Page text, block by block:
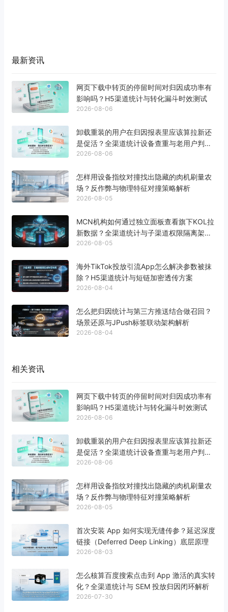
最新资讯
网页下载中转页的停留时间对归因成功率有
影响吗？H5渠道统计与转化漏斗时效测试
2026-08-06
卸载重装的用户在归因报表里应该算拉新还
是促活？全渠道统计设备查重与老用户判定
标准
2026-08-06
怎样用设备指纹对撞找出隐藏的肉机刷量农
场？反作弊与物理特征对撞策略解析
2026-08-05
MCN机构如何通过独立面板查看旗下KOL拉
新数据？全渠道统计与子渠道权限隔离架构
解析
2026-08-05
海外TikTok投放引流App怎么解决参数被抹
除？H5渠道统计与短链加密透传方案
2026-08-04
怎么把归因统计与第三方推送结合做召回？
场景还原与JPush标签联动架构解析
2026-08-04
相关资讯
网页下载中转页的停留时间对归因成功率有
影响吗？H5渠道统计与转化漏斗时效测试
2026-08-06
卸载重装的用户在归因报表里应该算拉新还
是促活？全渠道统计设备查重与老用户判定
标准
2026-08-06
怎样用设备指纹对撞找出隐藏的肉机刷量农
场？反作弊与物理特征对撞策略解析
2026-08-05
首次安装 App 如何实现无缝传参？延迟深度
链接（Deferred Deep Linking）底层原理
2026-08-03
怎么核算百度搜索点击到 App 激活的真实转
化？全渠道统计与 SEM 投放归因闭环解析
2026-07-30